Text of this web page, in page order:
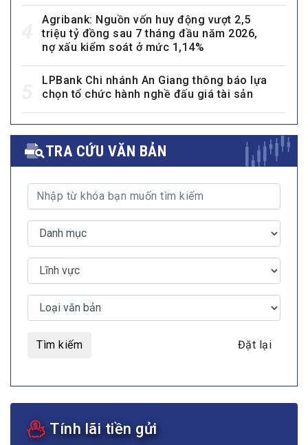
Agribank: Nguồn vốn huy động vượt 2,5
triệu tỷ đồng sau 7 tháng đầu năm 2026,
nợ xấu kiểm soát ở mức 1,14%
LPBank Chi nhánh An Giang thông báo lựa
chọn tổ chức hành nghề đấu giá tài sản
TRA CỨU VĂN BẢN
Tìm kiếm Đặt lại
Tính lãi tiền gửi